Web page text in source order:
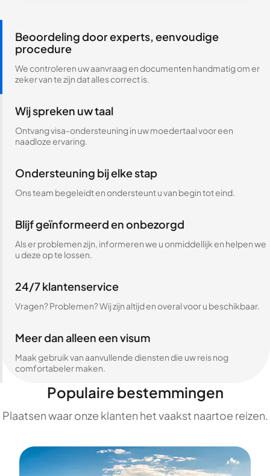
Beoordeling door experts, eenvoudige
procedure
We controleren uw aanvraag en documenten handmatig om er
zeker van te zijn dat alles correct is.
Wij spreken uw taal
Ontvang visa-ondersteuning in uw moedertaal voor een
naadloze ervaring.
Ondersteuning bij elke stap
Ons team begeleidt en ondersteunt u van begin tot eind.
Blijf geïnformeerd en onbezorgd
Als er problemen zijn, informeren we u onmiddellijk en helpen we
u deze op te lossen.
24/7 klantenservice
Vragen? Problemen? Wij zijn altijd en overal voor u beschikbaar.
Meer dan alleen een visum
Maak gebruik van aanvullende diensten die uw reis nog
comfortabeler maken.
Populaire bestemmingen
Plaatsen waar onze klanten het vaakst naartoe reizen.